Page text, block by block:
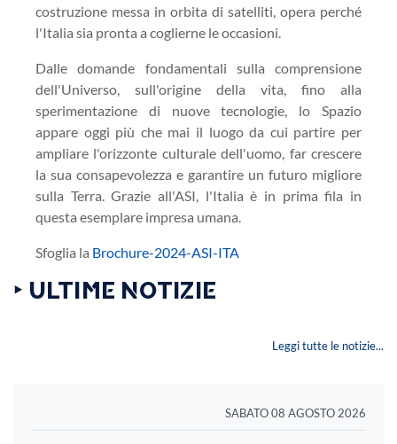
costruzione messa in orbita di satelliti, opera perché
l'Italia sia pronta a coglierne le occasioni.
Dalle domande fondamentali sulla comprensione
dell'Universo, sull'origine della vita, fino alla
sperimentazione di nuove tecnologie, lo Spazio
appare oggi più che mai il luogo da cui partire per
ampliare l'orizzonte culturale dell'uomo, far crescere
la sua consapevolezza e garantire un futuro migliore
sulla Terra. Grazie all'ASI, l'Italia è in prima fila in
questa esemplare impresa umana.
Sfoglia la Brochure-2024-ASI-ITA
‣ ULTIME NOTIZIE
Leggi tutte le notizie...
SABATO 08 AGOSTO 2026